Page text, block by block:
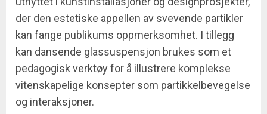
der den estetiske appellen av svevende partikler
kan fange publikums oppmerksomhet. I tillegg
kan dansende glassuspensjon brukes som et
pedagogisk verktøy for å illustrere komplekse
vitenskapelige konsepter som partikkelbevegelse
og interaksjoner.